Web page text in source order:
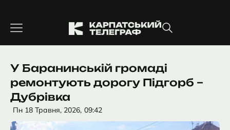
вмісту
У Баранинській громаді
ремонтують дорогу Підгорб –
Дубрівка
Пн 18 Травня, 2026, 09:42